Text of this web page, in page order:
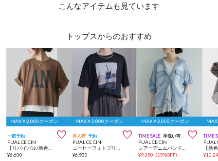
こんなアイテムも見ています
トップスからのおすすめ
MAX￥2,000クーポン
一部予約 
PUAL CE CIN
¥6,600
MAX￥2,000クーポン
再入荷 予約 
PUAL CE CIN
¥6,930
MAX￥2,000クーポン
TIME SALE 手洗い可 
PUAL CE CIN
¥9,350 (15%OFF)
TIME
PUAL
¥